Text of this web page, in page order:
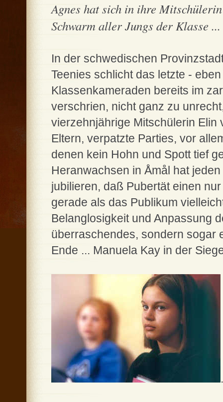
Agnes hat sich in ihre
Schwarm aller Jungs der Klasse ...
In der schwedischen
Teenies schlicht das letzte -
Klassenkameraden bereits im
verschrien, nicht ganz zu
vierzehnjährige Mitschülerin
Eltern, verpatzte Parties, vor
denen kein Hohn und Spott tief
Heranwachsen in Åmål hat
jubilieren, daß Pubertät einen
gerade als das Publikum
Belanglosigkeit und Anpassung
überraschendes, sondern sogar
Ende ... Manuela Kay in der